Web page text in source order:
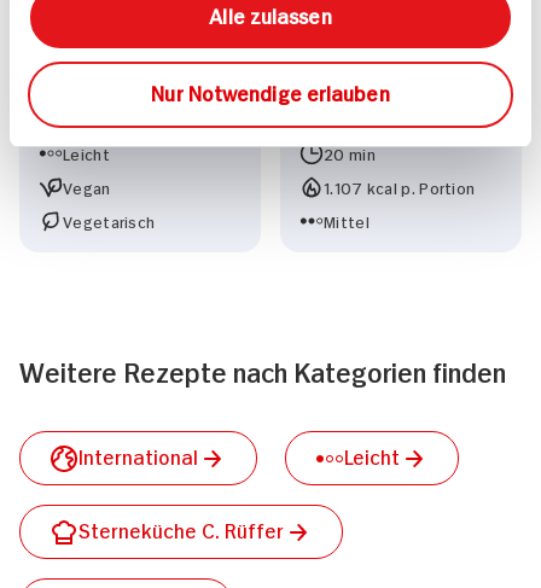
Alle zulassen
Nur Notwendige erlauben
Amaranth
Leicht
Vegan
Vegetarisch
Koreanisches
Feuerfleisch
20 min
1.107 kcal p. Portion
Mittel
Weitere Rezepte nach Kategorien finden
International Leicht
Sterneküche C. Rüffer